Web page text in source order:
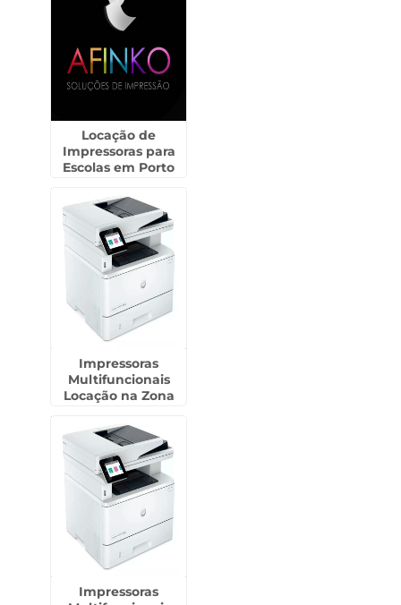
Locação de
Impressoras para
Escolas em Porto
Impressoras
Multifuncionais
Locação na Zona
Impressoras